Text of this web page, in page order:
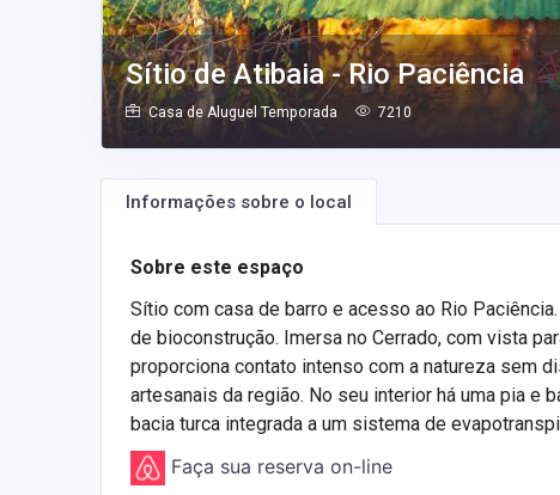
Sítio de Atibaia - Rio Paciência
Casa de Aluguel Temporada 7210
Informações sobre o local
Sobre este espaço
Sítio com casa de barro e acesso ao Rio
de bioconstrução. Imersa no Cerrado, com vista
proporciona contato intenso com a natureza sem
artesanais da região. No seu interior há uma pia e
bacia turca integrada a um sistema de
Faça sua reserva on-line